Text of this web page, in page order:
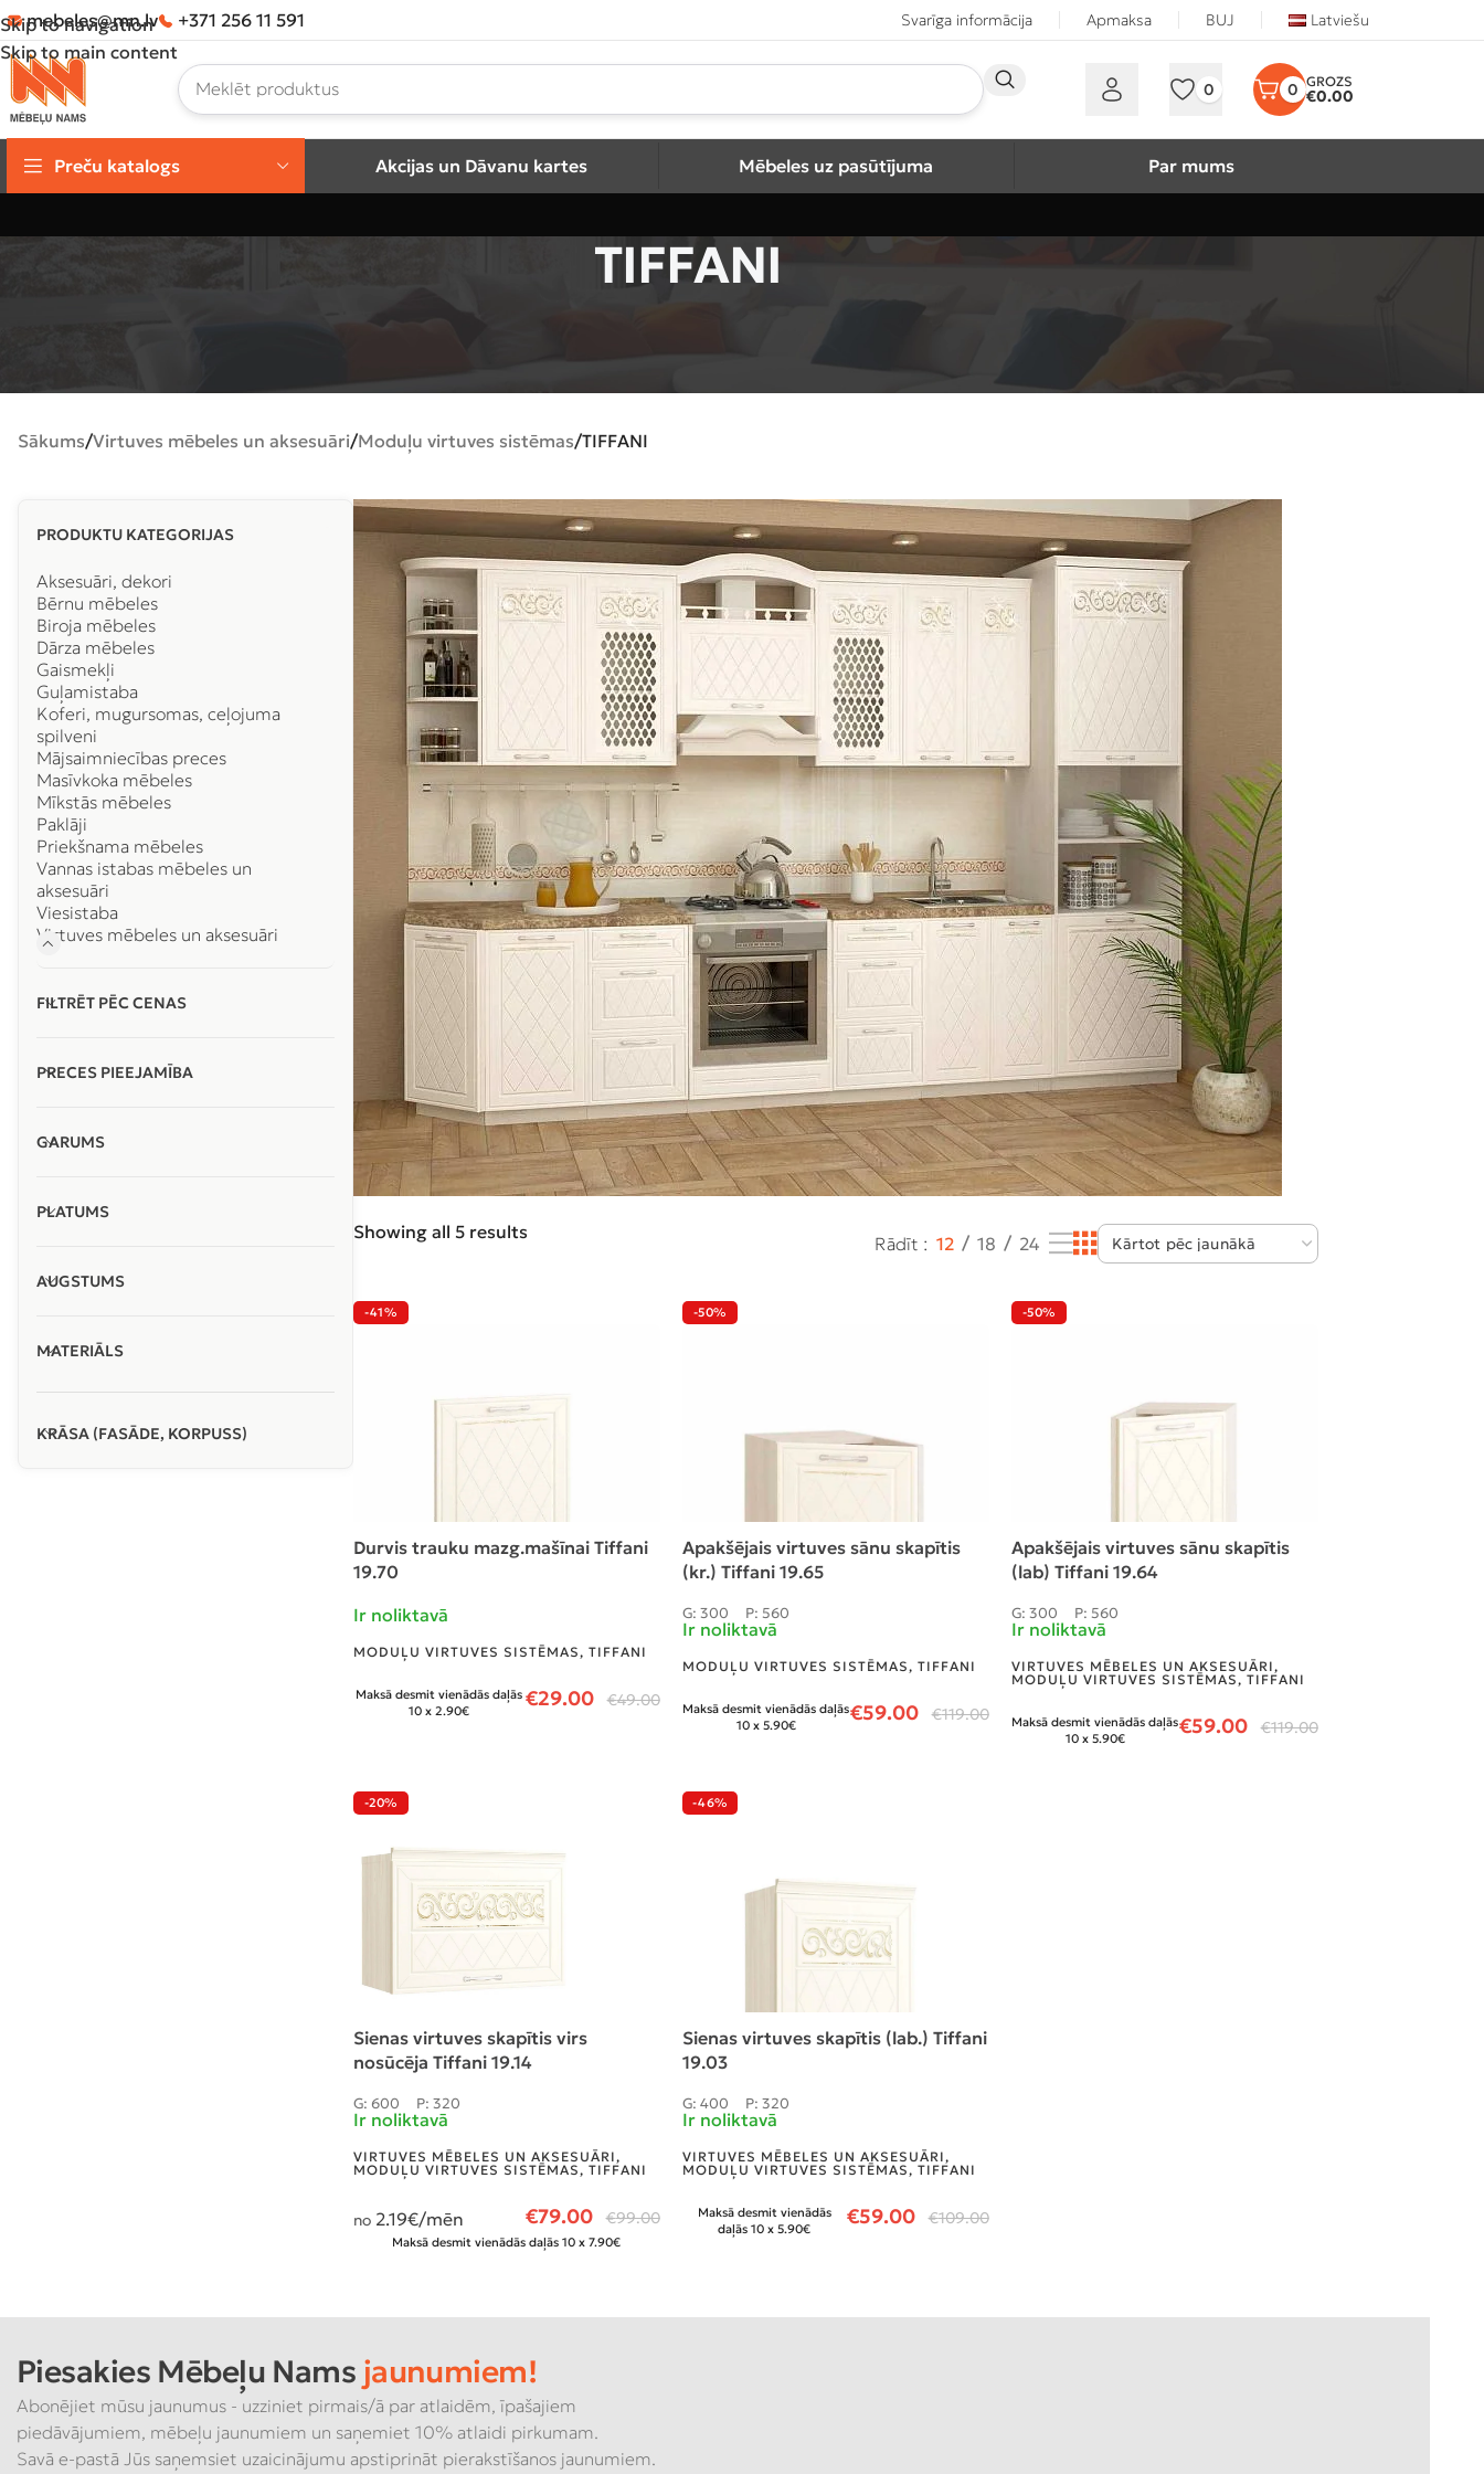
Skip to navigation
Skip to main content
mebeles@mn.lv +371 256 11 591 Svarīga informācija Apmaksa BUJ Latviešu
0 0 €0.00
Preču katalogs Akcijas un Dāvanu kartes Mēbeles uz pasūtījuma Par mums
TIFFANI
Sākums Virtuves mēbeles un aksesuāri Moduļu virtuves sistēmas TIFFANI
PRODUKTU KATEGORIJAS
Aksesuāri, dekori
Bērnu mēbeles
Biroja mēbeles
Dārza mēbeles
Gaismekļi
Guļamistaba
Koferi, mugursomas, ceļojuma
spilveni
Mājsaimniecības preces
Masīvkoka mēbeles
Mīkstās mēbeles
Paklāji
Priekšnama mēbeles
Vannas istabas mēbeles un
aksesuāri
Viesistaba
Virtuves mēbeles un aksesuāri
FILTRĒT PĒC CENAS
PRECES PIEEJAMĪBA
GARUMS
PLATUMS
AUGSTUMS
MATERIĀLS
KRĀSA (FASĀDE, KORPUSS)
Showing all 5 results
Rādīt 12 18 24
-41%
Durvis trauku mazg.mašīnai Tiffani
19.70
Ir noliktavā
MODUĻU VIRTUVES SISTĒMAS, TIFFANI
€29.00 €49.00
Maksā desmit vienādās daļās
10 x 2.90€
-50%
Apakšējais virtuves sānu skapītis
(kr.) Tiffani 19.65
G: 300 P: 560
Ir noliktavā
MODUĻU VIRTUVES SISTĒMAS, TIFFANI
€59.00 €119.00
Maksā desmit vienādās daļās
10 x 5.90€
-50%
Apakšējais virtuves sānu skapītis
(lab) Tiffani 19.64
G: 300 P: 560
Ir noliktavā
VIRTUVES MĒBELES UN AKSESUĀRI,
MODUĻU VIRTUVES SISTĒMAS, TIFFANI
€59.00 €119.00
Maksā desmit vienādās daļās
10 x 5.90€
-20%
Sienas virtuves skapītis virs
nosūcēja Tiffani 19.14
G: 600 P: 320
Ir noliktavā
VIRTUVES MĒBELES UN AKSESUĀRI,
MODUĻU VIRTUVES SISTĒMAS, TIFFANI
€79.00 €99.00
no 2.19€/mēn
Maksā desmit vienādās daļās 10 x 7.90€
-46%
Sienas virtuves skapītis (lab.) Tiffani
19.03
G: 400 P: 320
Ir noliktavā
VIRTUVES MĒBELES UN AKSESUĀRI,
MODUĻU VIRTUVES SISTĒMAS, TIFFANI
€59.00 €109.00
Maksā desmit vienādās
daļās 10 x 5.90€
Piesakies Mēbeļu Nams jaunumiem!
Abonējiet mūsu jaunumus - uzziniet pirmais/ā par atlaidēm, īpašajiem
piedāvājumiem, mēbeļu jaunumiem un saņemiet 10% atlaidi pirkumam.
Savā e-pastā Jūs saņemsiet uzaicinājumu apstiprināt pierakstīšanos jaunumiem.